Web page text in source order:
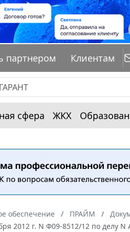
партнером Клиентам
сфера ЖКХ
обеспечение ПРАЙМ
2012 г. N Ф09-8512/12 по делу